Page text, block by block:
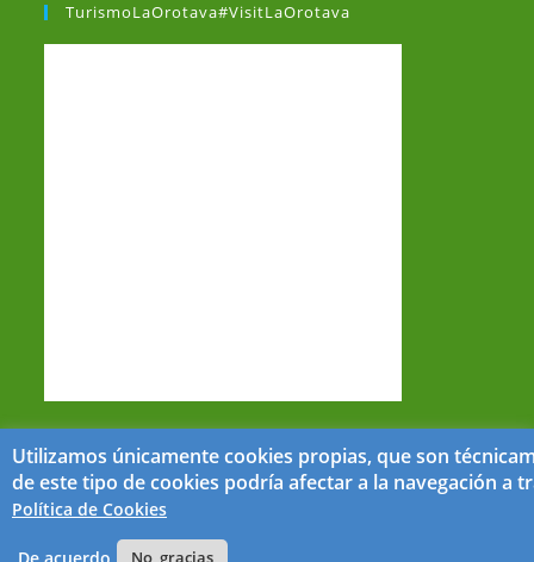
TurismoLaOrotava#VisitLaOrotava
Accesibilidad
Utilizamos únicamente cookies propias, que son
de este tipo de cookies podría afectar a la navegación a
Política de Cookies
No, gracias